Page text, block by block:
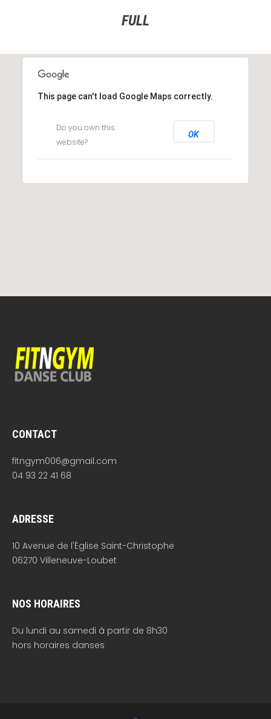
FULL
This page can't load Google Maps correctly.
Do you own this
website?
OK
CONTACT
fitngym006@gmail.com
04 93 22 41 68
ADRESSE
10 Avenue de l'Église Saint-Christophe
06270 Villeneuve-Loubet
NOS HORAIRES
Du lundi au samedi à partir de 8h30
hors horaires danses